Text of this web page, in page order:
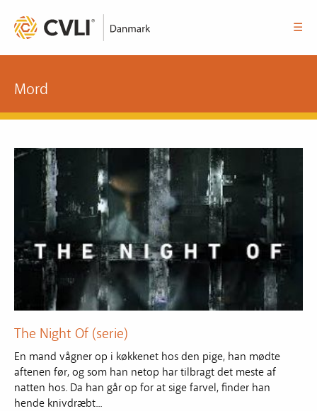
☰
Mord
The Night Of (serie)
En mand vågner op i køkkenet hos den pige, han mødte
aftenen før, og som han netop har tilbragt det meste af
natten hos. Da han går op for at sige farvel, finder han
hende knivdræbt...